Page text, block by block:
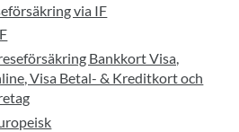
via IF
Bankkort Visa,
Visa Betal- & Kreditkort och